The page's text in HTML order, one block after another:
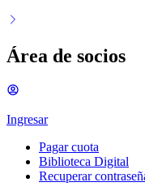
Área de socios
Ingresar
Pagar cuota
Biblioteca Digital
Recuperar